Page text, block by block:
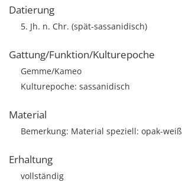
Datierung
5. Jh. n. Chr. (spät-sassanidisch)
Gattung/Funktion/Kulturepoche
Gemme/Kameo
Kulturepoche: sassanidisch
Material
Bemerkung: Material speziell: opak-weiß
Erhaltung
vollständig